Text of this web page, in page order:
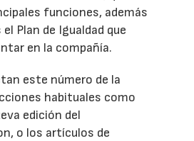
funciones, además
Plan de Igualdad que
en la compañía.
este número de la
habituales como
edición del
o los artículos de